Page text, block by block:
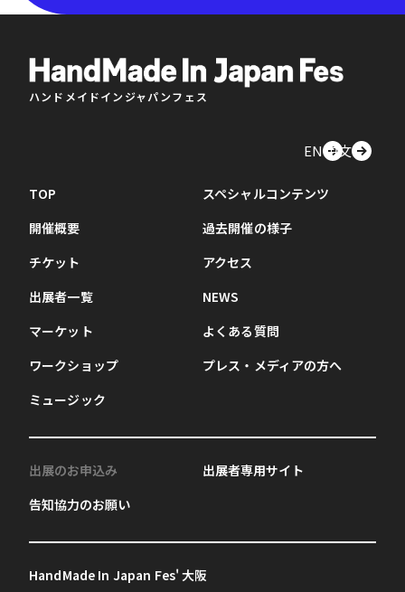
ハンドメイドインジャパンフェス
EN中文
TOP
開催概要
チケット
出展者一覧
マーケット
ワークショップ
ミュージック
スペシャルコンテンツ
過去開催の様子
アクセス
NEWS
よくある質問
プレス・メディアの方へ
出展のお申込み
告知協力のお願い
出展者専用サイト
HandMade In Japan Fes' 大阪